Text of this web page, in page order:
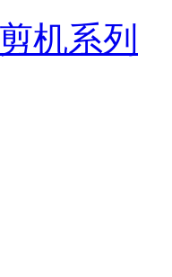
机系列